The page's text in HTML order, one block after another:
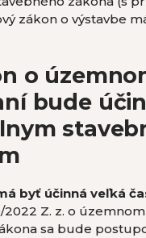
zákon o výstavbe
o
bude
byť účinná veľká
2022 Z. z. o
sa bude